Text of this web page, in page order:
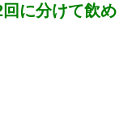
に分けて飲め